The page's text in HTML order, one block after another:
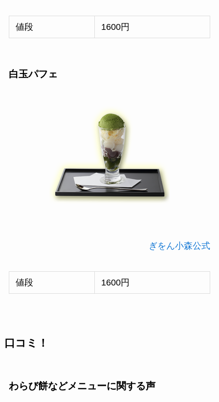
値段 1600円
白玉パフェ
ぎをん小森公式
値段 1600円
口コミ！
わらび餅などメニューに関する声